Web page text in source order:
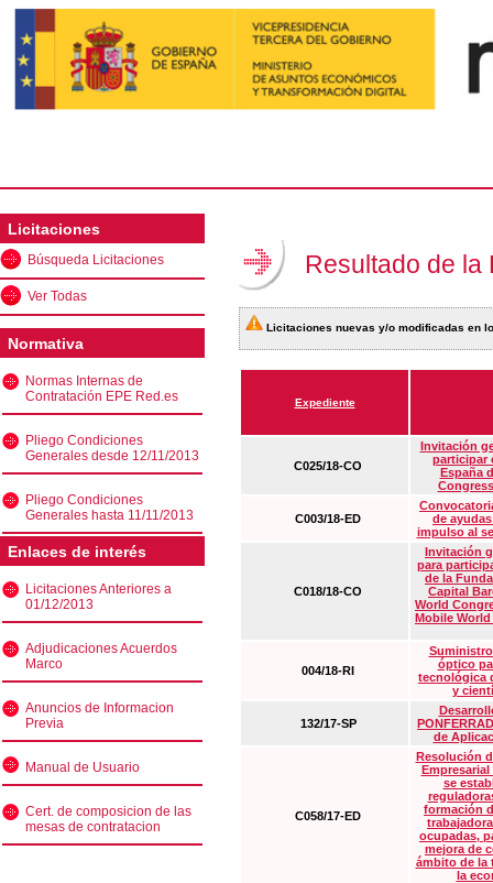
Licitaciones
Búsqueda Licitaciones
Ver Todas
Normativa
Normas Internas de
Contratación EPE Red.es
Pliego Condiciones
Generales desde 12/11/2013
Pliego Condiciones
Generales hasta 11/11/2013
Enlaces de interés
Licitaciones Anteriores a
01/12/2013
Adjudicaciones Acuerdos
Marco
Anuncios de Informacion
Previa
Manual de Usuario
Cert. de composicion de las
mesas de contratacion
Resultado de la
Licitaciones nuevas y/o modificadas en
Expediente
C025/18-CO
Invitación
participar
España
C003/18-ED
de
impulso al
C018/18-CO
Invitación
para
de la
Capital
World
Mobile
004/18-RI
óptico
tecnológica
y
132/17-SP
de
C058/17-ED
Resolución
Empresarial
se
formación
ocupadas,
mejora de
ámbito de la
la